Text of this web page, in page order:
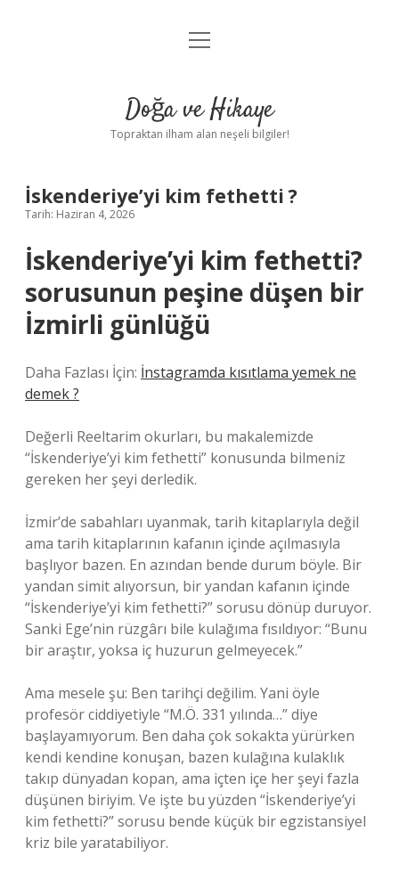
Anasayfa
Yasal Uyarı
menüyü
Doğa ve Hikaye
Topraktan ilham alan neşeli bilgiler!
İskenderiye’yi kim fethetti ?
Tarih: Haziran 4, 2026
İskenderiye’yi kim fethetti?
sorusunun peşine düşen bir
İzmirli günlüğü
Daha Fazlası İçin: İnstagramda kısıtlama yemek ne
demek ?
Değerli Reeltarim okurları, bu makalemizde
“İskenderiye’yi kim fethetti” konusunda bilmeniz
gereken her şeyi derledik.
İzmir’de sabahları uyanmak, tarih kitaplarıyla değil
ama tarih kitaplarının kafanın içinde açılmasıyla
başlıyor bazen. En azından bende durum böyle. Bir
yandan simit alıyorsun, bir yandan kafanın içinde
“İskenderiye’yi kim fethetti?” sorusu dönüp duruyor.
Sanki Ege’nin rüzgârı bile kulağıma fısıldıyor: “Bunu
bir araştır, yoksa iç huzurun gelmeyecek.”
Ama mesele şu: Ben tarihçi değilim. Yani öyle
profesör ciddiyetiyle “M.Ö. 331 yılında…” diye
başlayamıyorum. Ben daha çok sokakta yürürken
kendi kendine konuşan, bazen kulağına kulaklık
takıp dünyadan kopan, ama içten içe her şeyi fazla
düşünen biriyim. Ve işte bu yüzden “İskenderiye’yi
kim fethetti?” sorusu bende küçük bir egzistansiyel
kriz bile yaratabiliyor.